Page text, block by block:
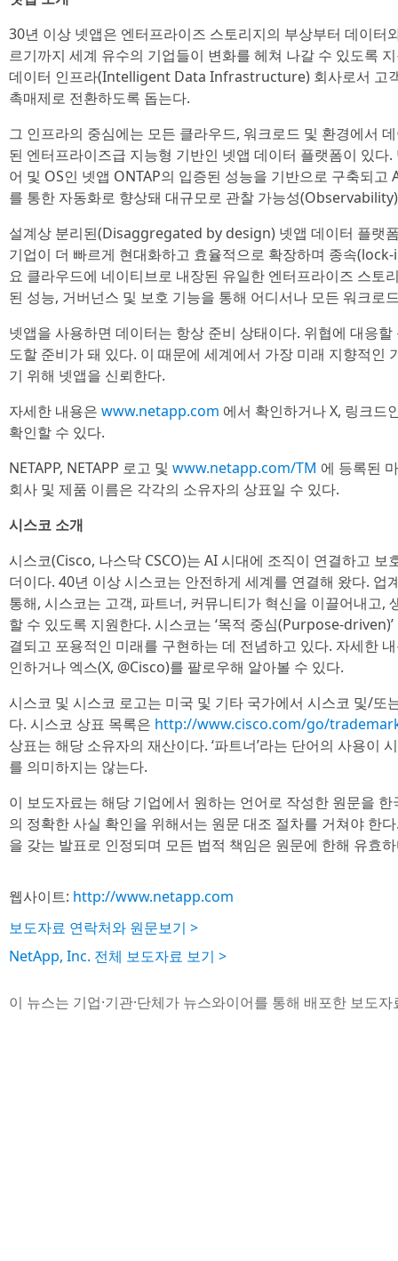
30년 이상 넷앱은 엔터프라이즈 스토리지의 부상부터 데이터
르기까지 세계 유수의 기업들이 변화를 헤쳐 나갈 수 있도록
데이터 인프라(Intelligent Data Infrastructure) 회사로서 고
촉매제로 전환하도록 돕는다.
그 인프라의 중심에는 모든 클라우드, 워크로드 및 환경에서
된 엔터프라이즈급 지능형 기반인 넷앱 데이터 플랫폼이 있
어 및 OS인 넷앱 ONTAP의 입증된 성능을 기반으로 구축되
를 통한 자동화로 향상돼 대규모로 관찰 가능성
설계상 분리된(Disaggregated by design) 넷앱 데이터 플랫
기업이 더 빠르게 현대화하고 효율적으로 확장하며 종속
요 클라우드에 네이티브로 내장된 유일한 엔터프라이즈 스토
된 성능, 거버넌스 및 보호 기능을 통해 어디서나 모든 워크로
넷앱을 사용하면 데이터는 항상 준비 상태이다. 위협에 대응
도할 준비가 돼 있다. 이 때문에 세계에서 가장 미래 지향적인
기 위해 넷앱을 신뢰한다.
자세한 내용은 www.netapp.com 에서 확인하거나 X, 링크드
확인할 수 있다.
NETAPP, NETAPP 로고 및 www.netapp.com/TM 에 등록된
회사 및 제품 이름은 각각의 소유자의 상표일 수 있다.
시스코 소개
시스코(Cisco, 나스닥 CSCO)는 AI 시대에 조직이 연결하고
더이다. 40년 이상 시스코는 안전하게 세계를 연결해 왔다. 업
통해, 시스코는 고객, 파트너, 커뮤니티가 혁신을 이끌어내고,
할 수 있도록 지원한다. 시스코는 ‘목적 중심(Purpose-
결되고 포용적인 미래를 구현하는 데 전념하고 있다. 자세한
인하거나 엑스(X, @Cisco)를 팔로우해 알아볼 수 있다.
시스코 및 시스코 로고는 미국 및 기타 국가에서 시스코 및/또
다. 시스코 상표 목록은 http://www.cisco.com/go/
상표는 해당 소유자의 재산이다. ‘파트너’라는 단어의 사용이
를 의미하지는 않는다.
이 보도자료는 해당 기업에서 원하는 언어로 작성한 원문을
의 정확한 사실 확인을 위해서는 원문 대조 절차를 거쳐야 한
을 갖는 발표로 인정되며 모든 법적 책임은 원문에 한해 유효
웹사이트: http://www.netapp.com
보도자료 연락처와 원문보기 >
NetApp, Inc. 전체 보도자료 보기 >
이 뉴스는 기업·기관·단체가 뉴스와이어를 통해 배포한 보도